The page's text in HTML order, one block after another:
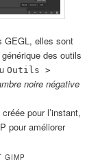
GEGL, elles sont
des outils
Outils >
noire négative
pour l’instant,
pour améliorer
GIMP